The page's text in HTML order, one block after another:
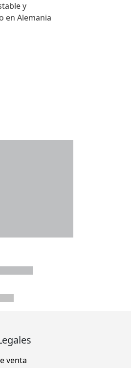
y
en Alemania
venta